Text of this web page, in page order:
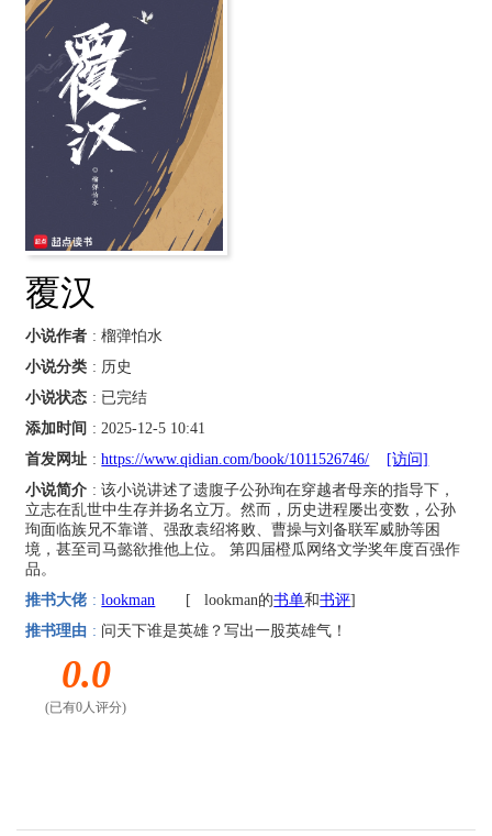
覆汉
小说作者 : 榴弹怕水
小说分类 : 历史
小说状态 : 已完结
添加时间 : 2025-12-5 10:41
首发网址 :https://www.qidian.com/book/1011526746/
[访问]
小说简介 : 该小说讲述了遗腹子公孙珣在穿越者母亲的指导下，
立志在乱世中生存并扬名立万。然而，历史进程屡出变数，公孙
珣面临族兄不靠谱、强敌袁绍将败、曹操与刘备联军威胁等困
境，甚至司马懿欲推他上位。 第四届橙瓜网络文学奖年度百强作
品。
推书大佬 : lookman [ lookman的书单和书评]
推书理由 : 问天下谁是英雄？写出一股英雄气！
0.0
(已有0人评分)